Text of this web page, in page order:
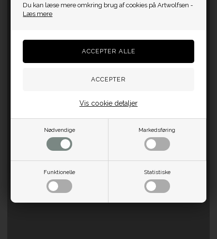
Du kan læse mere omkring brug af cookies på Artwolfsen -
Læs mere
Nødvendige Markedsføring
Funktionelle Statistiske
Vis cookie detaljer